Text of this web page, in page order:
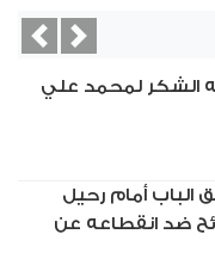
الشكر لمحمد علي
الباب أمام رحيل
ضد انقطاعه عن
Next